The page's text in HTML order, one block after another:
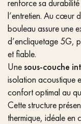
renforce sa
l’entretien. Au cœur
bouleau assure une
d’encliquetage 5G,
et fiable.
Unesous-couche
isolation acoustique
confort optimal au
Cette structure
thermique, idéale en